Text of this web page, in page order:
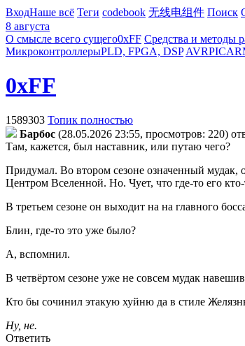
ВходНаше всё Теги codebook 无线电组件 Поиск
8 августа
О смысле всего сущего0xFF Средства и методы
МикроконтроллерыPLD, FPGA, DSP AVRPIC
0xFF
1589303 Топик полностью
Бapбoc (28.05.2026 23:55, просмотров: 220)
Там, кажется, был наставник, или путаю чего?
Придумал. Во втором сезоне означенный мудак,
Центром Вселенной. Но. Чует, что где-то его кто-
В третьем сезоне он выходит на на главного
Блин, где-то это уже было?
А, вспомнил.
В четвёртом сезоне уже не совсем мудак
Кто бы сочинил этакую хуйню да в стиле
Ну, не.
Ответить